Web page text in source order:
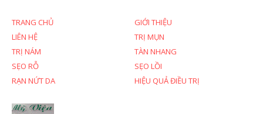
TRANG CHỦ
GIỚI THIỆU
LIÊN HỆ
TRỊ MỤN
TRỊ NÁM
TÀN NHANG
SẸO RỖ
SẸO LỒI
RẠN NỨT DA
HIỆU QUẢ ĐIỀU TRỊ